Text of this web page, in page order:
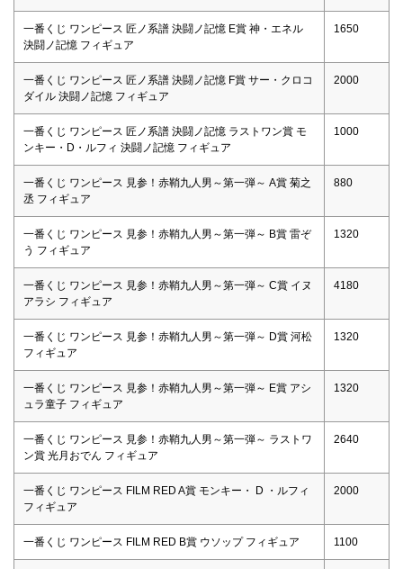
一番くじ ワンピース 匠ノ系譜 決闘ノ記憶 E賞 神・エネル
決闘ノ記憶 フィギュア
1650
一番くじ ワンピース 匠ノ系譜 決闘ノ記憶 F賞 サー・クロコ
ダイル 決闘ノ記憶 フィギュア
2000
一番くじ ワンピース 匠ノ系譜 決闘ノ記憶 ラストワン賞 モ
ンキー・D・ルフィ 決闘ノ記憶 フィギュア
1000
一番くじ ワンピース 見参！赤鞘九人男～第一弾～ A賞 菊之
丞 フィギュア
880
一番くじ ワンピース 見参！赤鞘九人男～第一弾～ B賞 雷ぞ
う フィギュア
1320
一番くじ ワンピース 見参！赤鞘九人男～第一弾～ C賞 イヌ
アラシ フィギュア
4180
一番くじ ワンピース 見参！赤鞘九人男～第一弾～ D賞 河松
フィギュア
1320
一番くじ ワンピース 見参！赤鞘九人男～第一弾～ E賞 アシ
ュラ童子 フィギュア
1320
一番くじ ワンピース 見参！赤鞘九人男～第一弾～ ラストワ
ン賞 光月おでん フィギュア
2640
一番くじ ワンピース FILM RED A賞 モンキー・ D ・ルフィ
フィギュア
2000
一番くじ ワンピース FILM RED B賞 ウソップ フィギュア 1100